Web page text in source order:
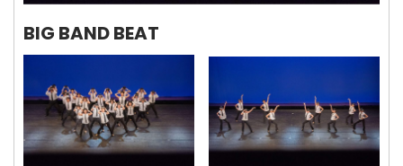
BIG BAND BEAT